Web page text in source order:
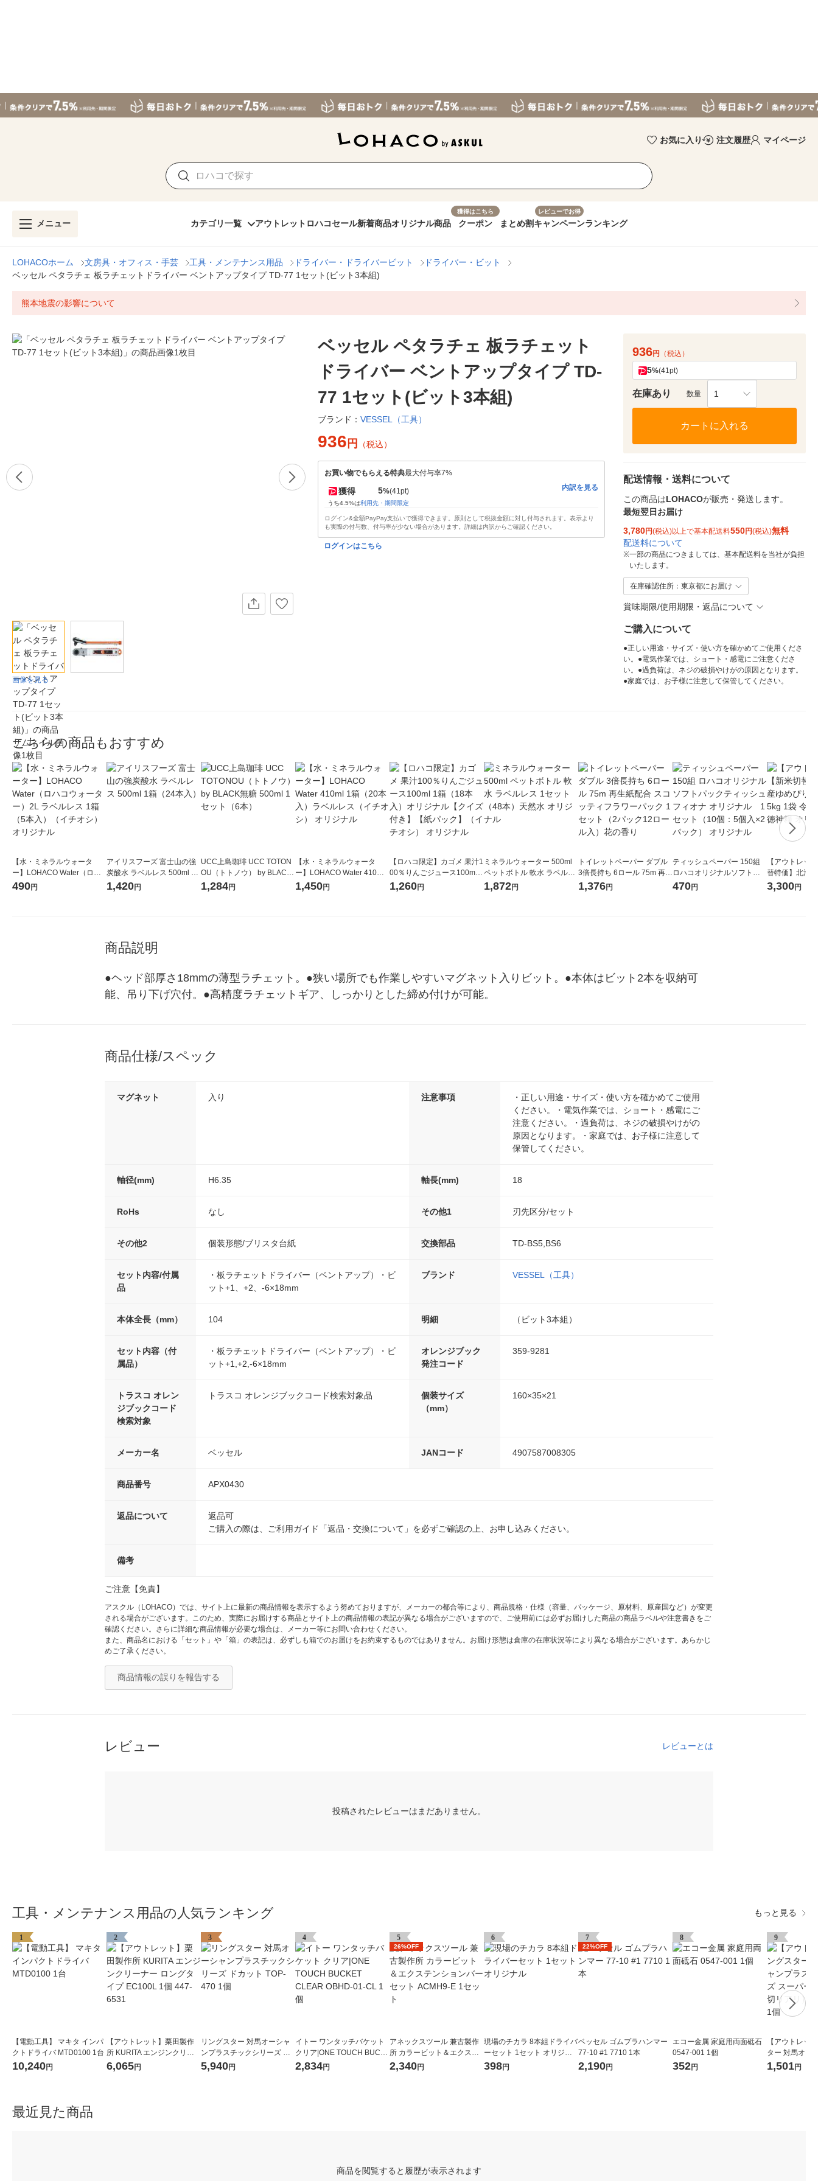
お気に入り 注文履歴 マイページ
メニュー カテゴリ一覧 アウトレット ロハコセール新着商品オリジナル商品
獲得はこちら
クーポン まとめ割
レビューでお得
キャンペーンランキング
LOHACOホーム 文房具・オフィス・手芸 工具・メンテナンス用品 ドライバー・ドライバービット
ドライバー・ビット
ベッセル ペタラチェ 板ラチェットドライバー ベントアップタイプ TD-77 1セット(ビット3本組)
熊本地震の影響について
画像を見る
ベッセル ペタラチェ 板ラチェット
ドライバー ベントアップタイプ TD-
77 1セット(ビット3本組)
ブランド： VESSEL（工具）
936 円 （税込）
お買い物でもらえる特典最大付与率7%
獲得 5%(41pt)
うち4.5%は利用先・期間限定
内訳を見る
ログイン&全額PayPay支払いで獲得できます。原則として税抜金額に対し付与されます。表示より
も実際の付与数、付与率が少ない場合があります。詳細は内訳からご確認ください。
ログインはこちら
936円 （税込）
5%(41pt)
在庫あり 数量 1
カートに入れる
配送情報・送料について
この商品はLOHACOが販売・発送します。
最短翌日お届け
3,780円(税込)以上で基本配送料550円(税込)無料
配送料について
※一部の商品につきましては、基本配送料を当社が負担
いたします。
在庫確認住所：東京都にお届け
賞味期限/使用期限・返品について
ご購入について
●正しい用途・サイズ・使い方を確かめてご使用くださ
い。●電気作業では、ショート・感電にご注意くださ
い。●過負荷は、ネジの破損やけがの原因となります。
●家庭では、お子様に注意して保管してください。
こちらの商品もおすすめ
【水・ミネラルウォータ
ー】LOHACO Water（ロハ
コウォーター）2L ラベルレ
490円
アイリスフーズ 富士山の強
炭酸水 ラベルレス 500ml 1
箱（24本入）
1,420円
UCC上島珈琲 UCC TOTON
OU（トトノウ） by BLACK
無糖 500ml 1セット（6本）
1,284円
【水・ミネラルウォータ
ー】LOHACO Water 410ml
1箱（20本入）ラベルレス
1,450円
【ロハコ限定】カゴメ 果汁1
00％りんごジュース100ml 1
箱（18本入）オリジナル
1,260円
ミネラルウォーター 500ml
ペットボトル 軟水 ラベルレ
ス 1セット（48本）天然水
1,872円
トイレットペーパー ダブル
3倍長持ち 6ロール 75m 再生
紙配合 スコッティフラワー
1,376円
ティッシュペーパー 150組
ロハコオリジナルソフトパ
ックティッシュ フィオナ オ
470円
【アウトレッ
替特価】北海
か 無洗米 5kg
3,300円
商品説明
●ヘッド部厚さ18mmの薄型ラチェット。●狭い場所でも作業しやすいマグネット入りビット。●本体はビット2本を収納可
能、吊り下げ穴付。●高精度ラチェットギア、しっかりとした締め付けが可能。
商品仕様/スペック
マグネット 入り 注意事項
・正しい用途・サイズ・使い方を確かめてご使用
ください。・電気作業では、ショート・感電にご
注意ください。・過負荷は、ネジの破損やけがの
原因となります。・家庭では、お子様に注意して
保管してください。
軸径(mm) H6.35 軸長(mm) 18
RoHs なし その他1 刃先区分/セット
その他2 個装形態/ブリスタ台紙 交換部品 TD-BS5,BS6
セット内容/付属
品
・板ラチェットドライバー（ベントアップ）・ビ
ット+1、+2、-6×18mm
ブランド VESSEL（工具）
本体全長（mm） 104 明細 （ビット3本組）
セット内容（付
属品）
・板ラチェットドライバー（ベントアップ）・ビ
ット+1,+2,-6×18mm
オレンジブック
発注コード
359-9281
トラスコ オレン
ジブックコード
検索対象
トラスコ オレンジブックコード検索対象品
個装サイズ
（mm）
160×35×21
メーカー名 ベッセル JANコード 4907587008305
商品番号 APX0430
返品について
返品可
ご購入の際は、ご利用ガイド「返品・交換について」を必ずご確認の上、お申し込みください。
備考
ご注意【免責】
アスクル（LOHACO）では、サイト上に最新の商品情報を表示するよう努めておりますが、メーカーの都合等により、商品規格・仕様（容量、パッケージ、原材料、原産国など）が変更
される場合がございます。このため、実際にお届けする商品とサイト上の商品情報の表記が異なる場合がございますので、ご使用前には必ずお届けした商品の商品ラベルや注意書きをご
確認ください。さらに詳細な商品情報が必要な場合は、メーカー等にお問い合わせください。
また、商品名における「セット」や「箱」の表記は、必ずしも箱でのお届けをお約束するものではありません。お届け形態は倉庫の在庫状況等により異なる場合がございます。あらかじ
めご了承ください。
商品情報の誤りを報告する
レビュー レビューとは
投稿されたレビューはまだありません。
工具・メンテナンス用品の人気ランキング もっと見る
1
【電動工具】 マキタ インパ
クトドライバ MTD0100 1台
10,240円
2
【アウトレット】栗田製作
所 KURITA エンジンクリー
ナー ロングタイプ EC100L
6,065円
3
リングスター 対馬オーシャ
ンプラスチックシリーズ ド
カット TOP-470 1個
5,940円
4
イトー ワンタッチバケット
クリア|ONE TOUCH BUCK
ET CLEAR OBHD-01-CL 1
2,834円
5
26%OFF
アネックスツール 兼古製作
所 カラービット＆エクステ
ンションバーセット ACMH9
2,340円
6
現場のチカラ 8本組ドライバ
ーセット 1セット オリジナ
ル
398円
7
22%OFF
ベッセル ゴムプラハンマー
77‐10 #1 7710 1本
2,190円
8
エコー金属 家庭用両面砥石
0547-001 1個
352円
9
【アウトレッ
ター 対馬オー
チックシリー
1,501円
最近見た商品
商品を閲覧すると履歴が表示されます